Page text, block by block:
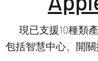
現已支援10種類
包括智慧中心、開